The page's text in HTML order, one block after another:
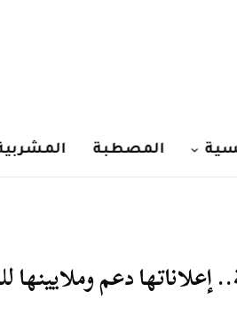
المصطبة
إعلاناتها دعم